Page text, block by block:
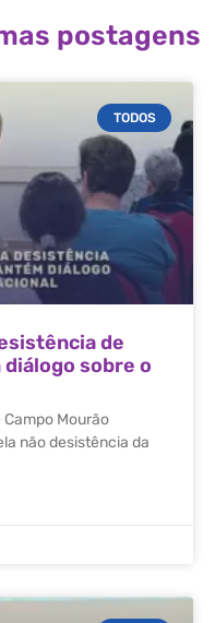
postagens
TODOS
de
sobre o
Mourão
não desistência da